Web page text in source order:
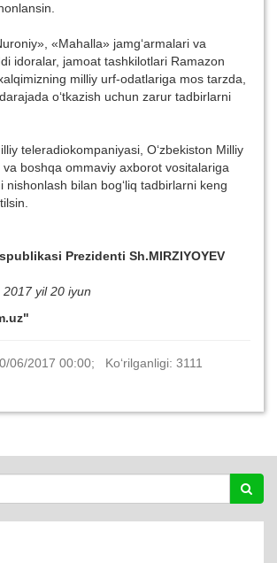
«Mahalla» jamg‘armalari va
idoralar, jamoat tashkilotlari Ramazon
milliy urf-odatlariga mos tarzda,
o‘tkazish uchun zarur tadbirlarni
teleradiokompaniyasi, O‘zbekiston Milliy
boshqa ommaviy axborot vositalariga
nishonlash bilan bog‘liq tadbirlarni keng
Prezidenti Sh.MIRZIYOYEV
yil 20 iyun
06/2017 00:00; Ko‘rilganligi: 3111